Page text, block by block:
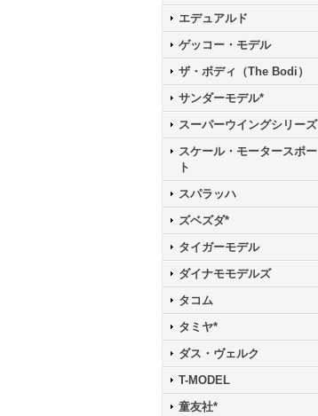
エデュアルド
ゲッコー・モデル
ザ・ボディ（The Bodi）
サンダーモデル*
スーパーウイングシリーズ
スケール・モータースポー
ト
スパラッハ
ズベズダ*
タイガーモデル
ダイナモモデルズ
タコム
タミヤ*
ダス・ヴェルク
T-MODEL
童友社*